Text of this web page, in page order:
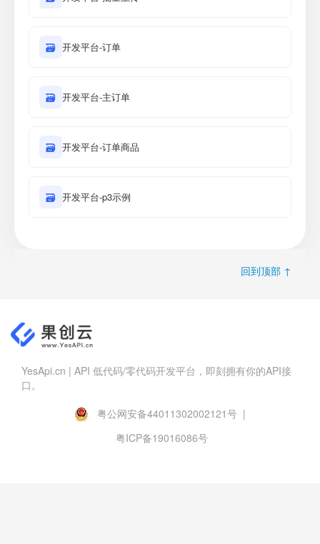
🗃 开发平台-订单
🗃 开发平台-主订单
🗃 开发平台-订单商品
🗃 开发平台-p3示例
回到顶部 ↑
YesApi.cn | API 低代码/零代码开发平台，即刻拥有你的API接
口。
粤公网安备44011302002121号 |
粤ICP备19016086号